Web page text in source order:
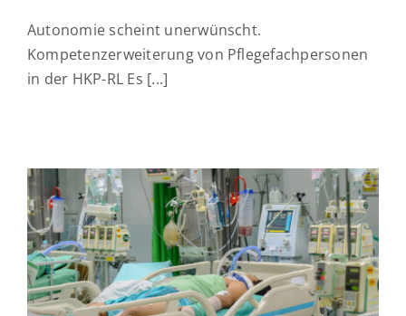
Autonomie scheint unerwünscht.
Kompetenzerweiterung von Pflegefachpersonen
in der HKP-RL Es [...]